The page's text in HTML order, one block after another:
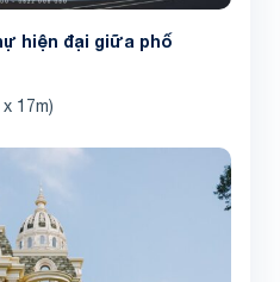
hiện đại giữa phố
17m)